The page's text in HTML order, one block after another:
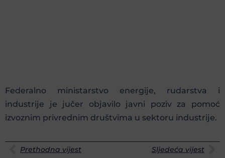
Federalno ministarstvo energije, rudarstva i
industrije je jučer objavilo javni poziv za pomoć
izvoznim privrednim društvima u sektoru industrije.
Prethodna vijest Sljedeća vijest